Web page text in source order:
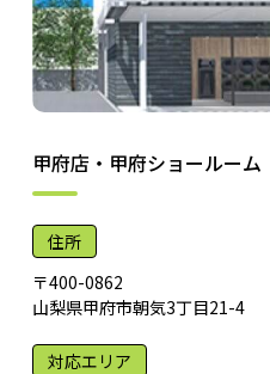
甲府店・甲府ショールーム
住所
〒400-0862
山梨県甲府市朝気3丁目21-4
対応エリア